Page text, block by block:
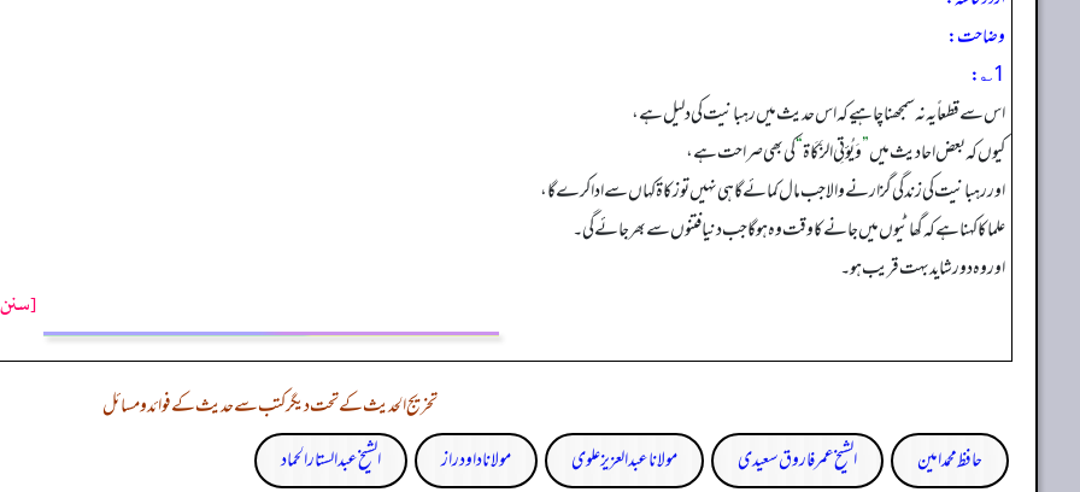
وضاحت:
1؎:
اس سے قطعاً یہ نہ سمجھنا چاہیے کہ اس حدیث میں رہبانیت کی دلیل ہے،
کیوں کہ بعض احادیث میں”وَيُؤتِى الزَّكَاة“کی بھی صراحت ہے،
اور رہبانیت کی زندگی گزارنے والا جب مال کمائے گا ہی نہیں تو زکاۃ کہاں سے ادا کرے گا،
علما کا کہنا ہے کہ گھاٹیوں میں جانے کا وقت وہ ہوگا جب دنیا فتنوں سے بھر جائے گی۔
اوروہ دورشاید بہت قریب ہو۔
[سنن
تخریج الحدیث کے تحت دیگر کتب سے حدیث کے فوائد و مسائل
حافظ محمد امین
الشیخ عمر فاروق سعیدی مولانا عبد العزیز علوی مولانا داود راز الشیخ عبدالستار الحماد